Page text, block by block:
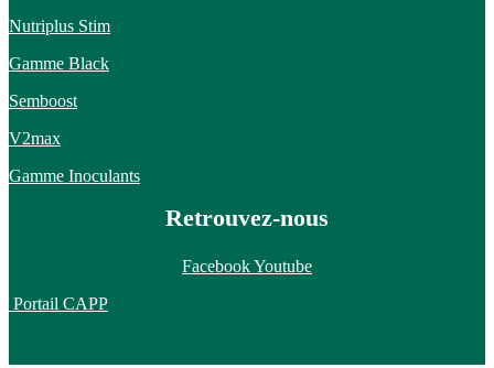
Nutriplus Stim
Gamme Black
Semboost
V2max
Gamme Inoculants
Retrouvez-nous
FacebookYoutube
Portail CAPP